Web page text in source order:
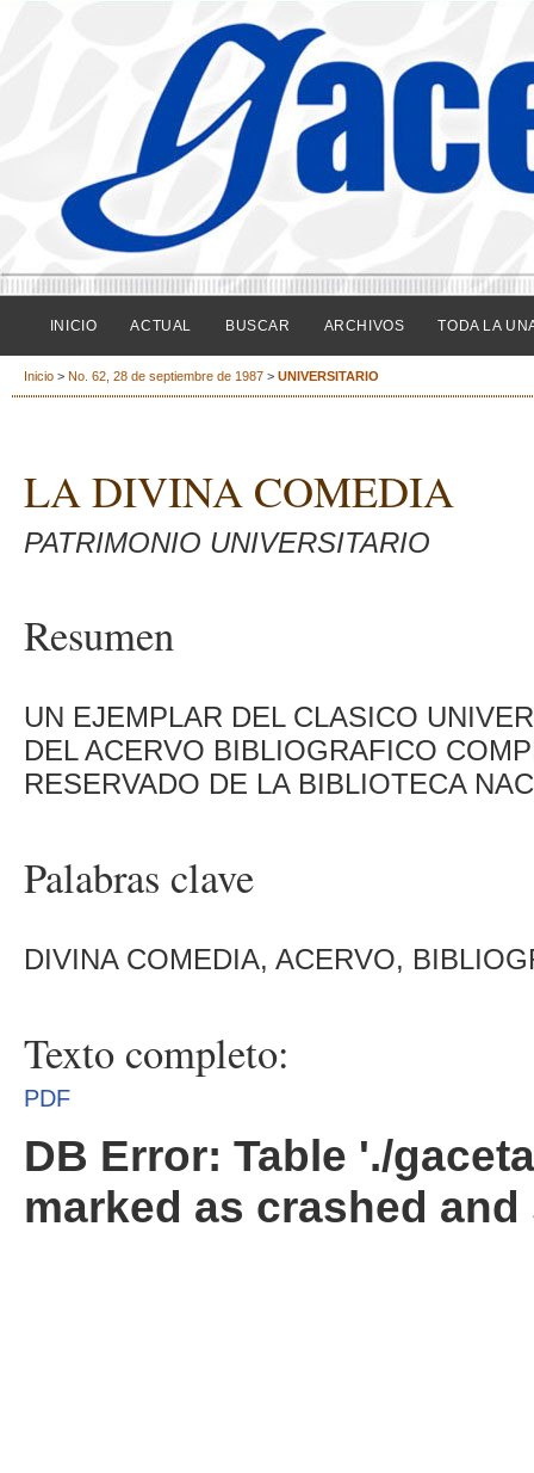
INICIO ACTUAL BUSCAR ARCHIVOS TODA LA
Inicio > No. 62, 28 de septiembre de 1987 > UNIVERSITARIO
LA DIVINA COMEDIA
PATRIMONIO UNIVERSITARIO
Resumen
UN EJEMPLAR DEL CLASICO
DEL ACERVO BIBLIOGRAFICO
RESERVADO DE LA BIBLIOTECA
Palabras clave
DIVINA COMEDIA, ACERVO,
Texto completo:
PDF
DB Error: Table './
marked as crashed